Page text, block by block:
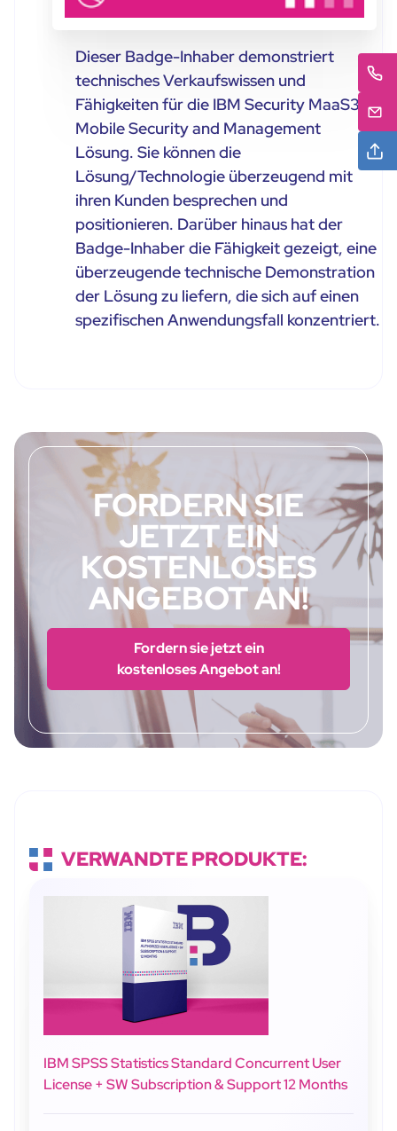
Dieser Badge-Inhaber demonstriert
technisches Verkaufswissen und
Fähigkeiten für die IBM Security MaaS360
Mobile Security and Management
Lösung. Sie können die
Lösung/Technologie überzeugend mit
ihren Kunden besprechen und
positionieren. Darüber hinaus hat der
Badge-Inhaber die Fähigkeit gezeigt, eine
überzeugende technische Demonstration
der Lösung zu liefern, die sich auf einen
spezifischen Anwendungsfall konzentriert.
FORDERN SIE
JETZT EIN
KOSTENLOSES
ANGEBOT AN!
Fordern sie jetzt ein
kostenloses Angebot an!
VERWANDTE PRODUKTE:
IBM SPSS Statistics Standard Concurrent User
License + SW Subscription & Support 12 Months